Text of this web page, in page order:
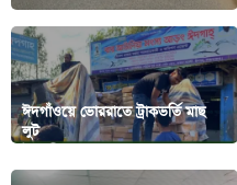
ঈদগাঁওয়ে ভোররাতে ট্রাকভর্তি মাছ
লুট